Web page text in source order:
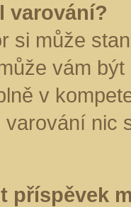
varování?
si může
vám
v
nic
příspěvek